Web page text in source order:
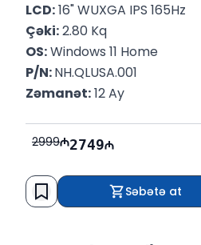
LCD: 16" WUXGA IPS 165Hz
Çəki: 2.80 Kq
OS: Windows 11 Home
P/N: NH.QLUSA.001
Zəmanət: 12 Ay
2999 2749
Səbətə at